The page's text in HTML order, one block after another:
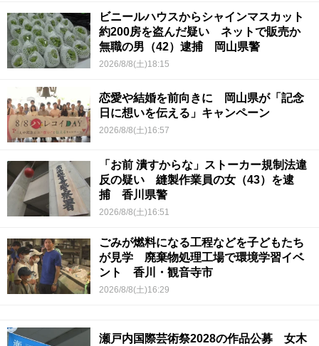
ビニールハウスからシャインマスカット
約200房を盗んだ疑い ネットで販売か
無職の男（42）逮捕 岡山県警
2026/8/8(土)18:15
恋愛や結婚を前向きに 岡山県が「記念
日に想いを伝える」キャンペーン
2026/8/8(土)16:57
「お前 潰すからな」ストーカー規制法違
反の疑い 縫製作業員の女（43）を逮
捕 香川県警
2026/8/8(土)16:51
ごみが燃料になる工程などを子どもたち
が見学 廃棄物処理工場で環境学習イベ
ント 香川・観音寺市
2026/8/8(土)16:29
瀬戸内国際芸術祭2028の作品公募 女木